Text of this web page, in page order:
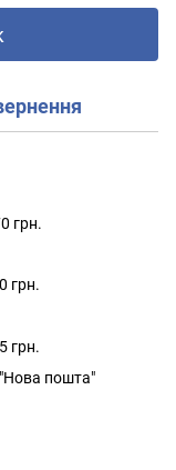
грн.
грн.
грн.
пошта"